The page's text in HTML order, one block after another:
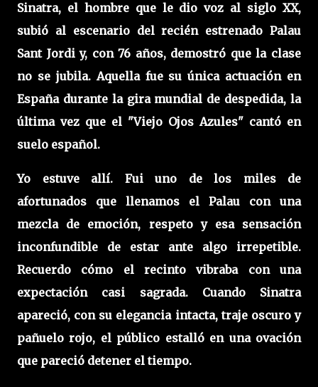
Sinatra, el hombre que le dio voz al siglo XX,
subió al escenario del recién estrenado Palau
Sant Jordi y, con 76 años, demostró que la clase
no se jubila. Aquella fue su única actuación en
España durante la gira mundial de despedida, la
última vez que el "Viejo Ojos Azules" cantó en
suelo español.
Yo estuve allí. Fui uno de los miles de
afortunados que llenamos el Palau con una
mezcla de emoción, respeto y esa sensación
inconfundible de estar ante algo irrepetible.
Recuerdo cómo el recinto vibraba con una
expectación casi sagrada. Cuando Sinatra
apareció, con su elegancia intacta, traje oscuro y
pañuelo rojo, el público estalló en una ovación
que pareció detener el tiempo.